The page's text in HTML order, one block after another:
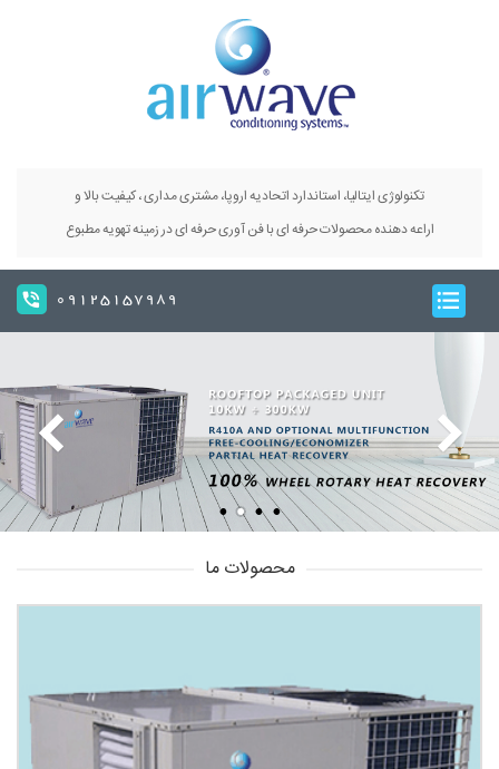
تکنولوژی ایتالیا، استاندارد اتحادیه اروپا، مشتری مداری ، کیفیت بالا و
اراعه دهنده محصولات حرفه ای با فن آوری حرفه ای در زمینه تهویه مطبوع
09125157989
محصولات ما